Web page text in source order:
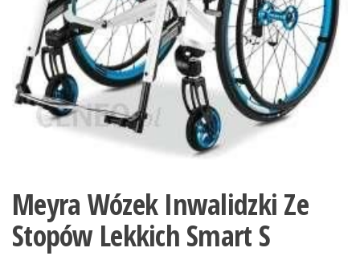
Meyra Wózek Inwalidzki Ze
Stopów Lekkich Smart S